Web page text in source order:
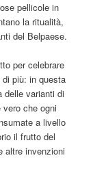
pellicole in
la ritualità,
del Belpaese.
per celebrare
più: in questa
delle varianti di
che ogni
a livello
il frutto del
altre invenzioni